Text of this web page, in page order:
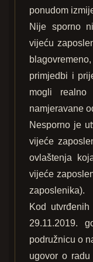
ponudom
Nije sporno
vijeću
primjedbi i
mogli
namjeravane
Nesporno je
vijeće
ovlaštenja
vijeće
zaposlenika).
Kod
29.11.2019.
podružnicu o
ugovor o